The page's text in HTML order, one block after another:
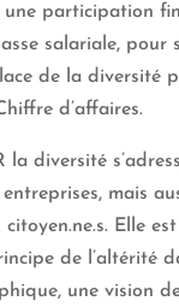
une participation
salariale, pour
de la diversité
d’affaires.
la diversité
mais
Elle
de l’altérité
une vision